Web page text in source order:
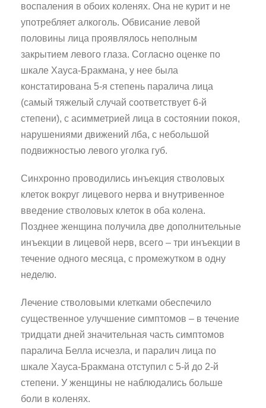
воспаления в обоих коленях. Она не курит и не
употребляет алкоголь. Обвисание левой
половины лица проявлялось неполным
закрытием левого глаза. Согласно оценке по
шкале Хауса-Бракмана, у нее была
констатирована 5-я степень паралича лица
(самый тяжелый случай соответствует 6-й
степени), с асимметрией лица в состоянии покоя,
нарушениями движений лба, с небольшой
подвижностью левого уголка губ.
Синхронно проводились инъекция стволовых
клеток вокруг лицевого нерва и внутривенное
введение стволовых клеток в оба колена.
Позднее женщина получила две дополнительные
инъекции в лицевой нерв, всего – три инъекции в
течение одного месяца, с промежутком в одну
неделю.
Лечение стволовыми клетками обеспечило
существенное улучшение симптомов – в течение
тридцати дней значительная часть симптомов
паралича Белла исчезла, и паралич лица по
шкале Хауса-Бракмана отступил с 5-й до 2-й
степени. У женщины не наблюдались больше
боли в коленях.